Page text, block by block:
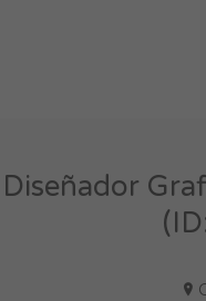
Diseñador